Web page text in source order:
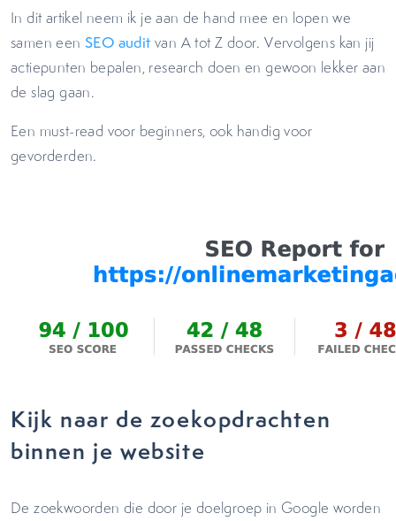
In dit artikel neem ik je aan de hand mee en lopen we
samen eenSEO audit van A tot Z door. Vervolgens kan jij
actiepunten bepalen, research doen en gewoon lekker aan
de slag gaan.
Een must-read voor beginners, ook handig voor
gevorderden.
Kijk naar de zoekopdrachten
binnen je website
De zoekwoorden die door je doelgroep in Google worden